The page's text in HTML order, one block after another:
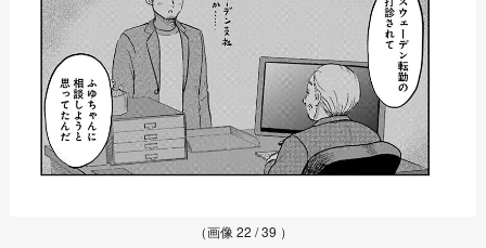
（画像 22 / 39 ）